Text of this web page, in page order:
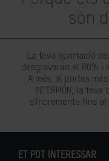
són
La teva aportació
desgravaran el 80% i
A més, si portes
INTERMÓN, la
s'incrementa fins al
ET POT INTERESSAR